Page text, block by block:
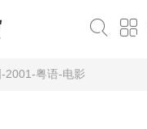
2001-粤语-电影